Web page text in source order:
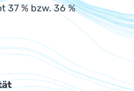
37 % bzw. 36 %